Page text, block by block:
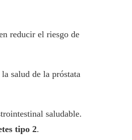
reducir el riesgo de
salud de la próstata
saludable.
tipo 2.